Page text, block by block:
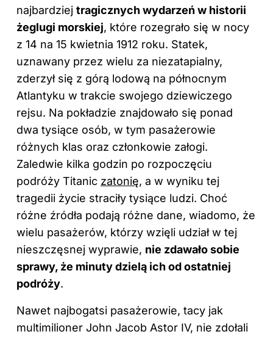
najbardziej tragicznych wydarzeń w historii
żeglugi morskiej, które rozegrało się w nocy
z 14 na 15 kwietnia 1912 roku. Statek,
uznawany przez wielu za niezatapialny,
zderzył się z górą lodową na północnym
Atlantyku w trakcie swojego dziewiczego
rejsu. Na pokładzie znajdowało się ponad
dwa tysiące osób, w tym pasażerowie
różnych klas oraz członkowie załogi.
Zaledwie kilka godzin po rozpoczęciu
podróży Titanic zatonię, a w wyniku tej
tragedii życie straciły tysiące ludzi. Choć
różne źródła podają różne dane, wiadomo, że
wielu pasażerów, którzy wzięli udział w tej
nieszczęsnej wyprawie, nie zdawało sobie
sprawy, że minuty dzielą ich od ostatniej
podróży.
Nawet najbogatsi pasażerowie, tacy jak
multimilioner John Jacob Astor IV, nie zdołali